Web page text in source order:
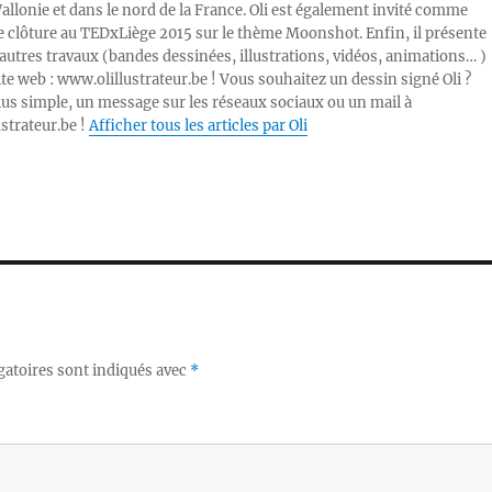
et dans le nord de la France. Oli est également invité comme
clôture au TEDxLiège 2015 sur le thème Moonshot. Enfin, il présente
travaux (bandes dessinées, illustrations, vidéos, animations… )
web : www.olillustrateur.be ! Vous souhaitez un dessin signé Oli ?
simple, un message sur les réseaux sociaux ou un mail à
!Afficher tous les articles par Oli
sont indiqués avec *